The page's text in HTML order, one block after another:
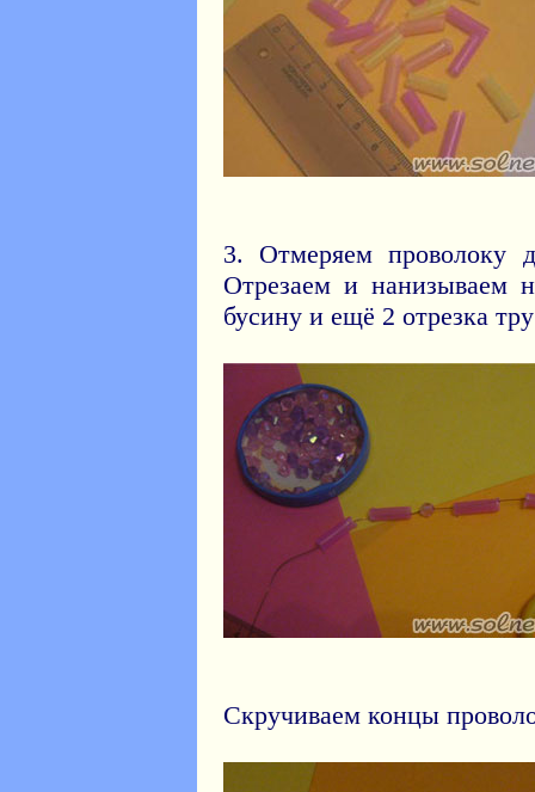
3. Отмеряем проволоку
Отрезаем и нанизываем
бусину и ещё 2 отрезка
Скручиваем концы